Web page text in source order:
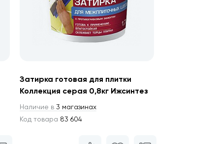
Затирка готовая для плитки
Коллекция серая 0,8кг Ижсинтез
Наличие в3 магазинах
Код товара 83 604